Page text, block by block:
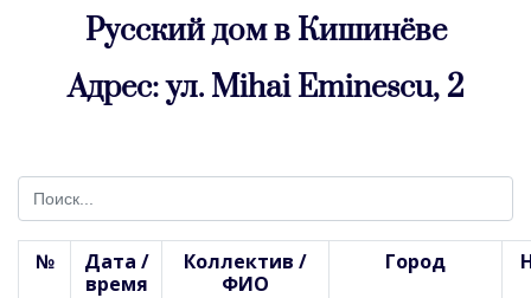
Русский дом в Кишинёве
Адрес: ул. Mihai Eminescu, 2
№
Дата /
время
Коллектив /
ФИО
Город